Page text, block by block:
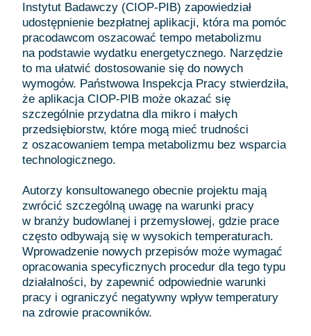
Instytut Badawczy (CIOP-PIB) zapowiedział
udostępnienie bezpłatnej aplikacji, która ma pomóc
pracodawcom oszacować tempo metabolizmu
na podstawie wydatku energetycznego. Narzędzie
to ma ułatwić dostosowanie się do nowych
wymogów. Państwowa Inspekcja Pracy stwierdziła,
że aplikacja CIOP-PIB może okazać się
szczególnie przydatna dla mikro i małych
przedsiębiorstw, które mogą mieć trudności
z oszacowaniem tempa metabolizmu bez wsparcia
technologicznego.
Autorzy konsultowanego obecnie projektu mają
zwrócić szczególną uwagę na warunki pracy
w branży budowlanej i przemysłowej, gdzie prace
często odbywają się w wysokich temperaturach.
Wprowadzenie nowych przepisów może wymagać
opracowania specyficznych procedur dla tego typu
działalności, by zapewnić odpowiednie warunki
pracy i ograniczyć negatywny wpływ temperatury
na zdrowie pracowników.